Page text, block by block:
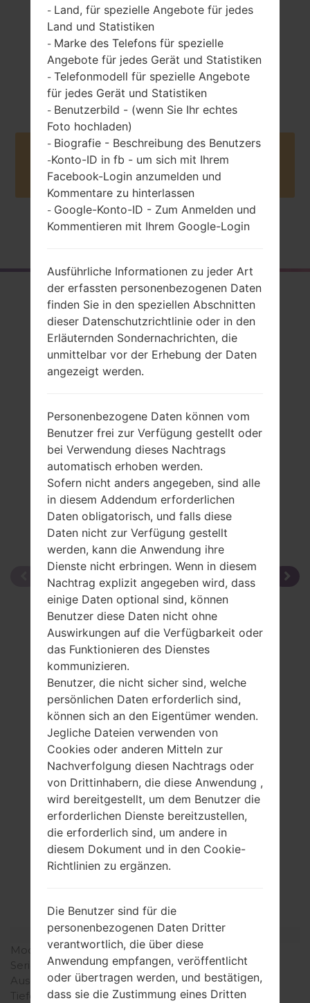
Unknown
Neinvember, 2008
Buy accessories on Amazon
Startseite → LG Lotus → LGLX600
Rückblick
LGLX600(LGLX600)
akaLG Lotus
Vergleiche
Spezifikation
LGLX600(LGLX600)
akaLG Lotus
Modell und seine Eigenschaften
Modell
LGLX600
Serie
LG Lotus
Ausgabe
Neinvember, 2008
Tiefe
18 millimeter (0.70 Zoll)
- Land, für spezielle Angebote für jedes
Land und Statistiken
- Marke des Telefons für spezielle
Angebote für jedes Gerät und Statistiken
- Telefonmodell für spezielle Angebote
für jedes Gerät und Statistiken
- Benutzerbild - (wenn Sie Ihr echtes
Foto hochladen)
- Biografie - Beschreibung des Benutzers
-Konto-ID in fb - um sich mit Ihrem
Facebook-Login anzumelden und
Kommentare zu hinterlassen
- Google-Konto-ID - Zum Anmelden und
Kommentieren mit Ihrem Google-Login
Ausführliche Informationen zu jeder Art
der erfassten personenbezogenen Daten
finden Sie in den speziellen Abschnitten
dieser Datenschutzrichtlinie oder in den
Erläuternden Sondernachrichten, die
unmittelbar vor der Erhebung der Daten
angezeigt werden.
Personenbezogene Daten können vom
Benutzer frei zur Verfügung gestellt oder
bei Verwendung dieses Nachtrags
automatisch erhoben werden.
Sofern nicht anders angegeben, sind alle
in diesem Addendum erforderlichen
Daten obligatorisch, und falls diese
Daten nicht zur Verfügung gestellt
werden, kann die Anwendung ihre
Dienste nicht erbringen. Wenn in diesem
Nachtrag explizit angegeben wird, dass
einige Daten optional sind, können
Benutzer diese Daten nicht ohne
Auswirkungen auf die Verfügbarkeit oder
das Funktionieren des Dienstes
kommunizieren.
Benutzer, die nicht sicher sind, welche
persönlichen Daten erforderlich sind,
können sich an den Eigentümer wenden.
Jegliche Dateien verwenden von
Cookies oder anderen Mitteln zur
Nachverfolgung diesen Nachtrags oder
von Drittinhabern, die diese Anwendung ,
wird bereitgestellt, um dem Benutzer die
erforderlichen Dienste bereitzustellen,
die erforderlich sind, um andere in
diesem Dokument und in den Cookie-
Richtlinien zu ergänzen.
Die Benutzer sind für die
personenbezogenen Daten Dritter
verantwortlich, die über diese
Anwendung empfangen, veröffentlicht
oder übertragen werden, und bestätigen,
dass sie die Zustimmung eines Dritten